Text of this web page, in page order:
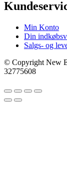
Min Konto
Din
Salgs- og
© Copyright New
32775608